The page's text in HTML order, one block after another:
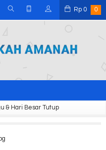
Rp 0 0
& Hari Besar Tutup